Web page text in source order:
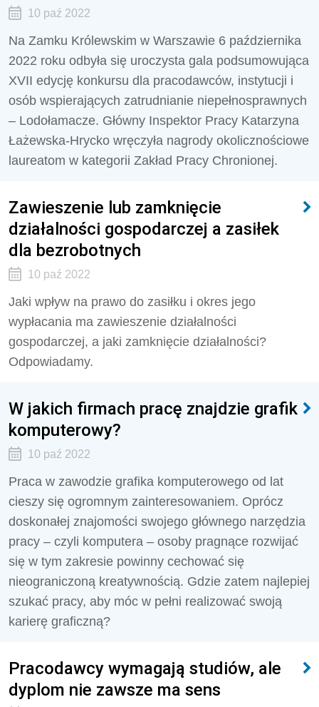
10 paź 2022
Na Zamku Królewskim w Warszawie 6 października
2022 roku odbyła się uroczysta gala podsumowująca
XVII edycję konkursu dla pracodawców, instytucji i
osób wspierających zatrudnianie niepełnosprawnych
– Lodołamacze. Główny Inspektor Pracy Katarzyna
Łażewska-Hrycko wręczyła nagrody okolicznościowe
laureatom w kategorii Zakład Pracy Chronionej.
Zawieszenie lub zamknięcie
działalności gospodarczej a zasiłek
dla bezrobotnych
10 paź 2022
Jaki wpływ na prawo do zasiłku i okres jego
wypłacania ma zawieszenie działalności
gospodarczej, a jaki zamknięcie działalności?
Odpowiadamy.
W jakich firmach pracę znajdzie grafik
komputerowy?
10 paź 2022
Praca w zawodzie grafika komputerowego od lat
cieszy się ogromnym zainteresowaniem. Oprócz
doskonałej znajomości swojego głównego narzędzia
pracy – czyli komputera – osoby pragnące rozwijać
się w tym zakresie powinny cechować się
nieograniczoną kreatywnością. Gdzie zatem najlepiej
szukać pracy, aby móc w pełni realizować swoją
karierę graficzną?
Pracodawcy wymagają studiów, ale
dyplom nie zawsze ma sens